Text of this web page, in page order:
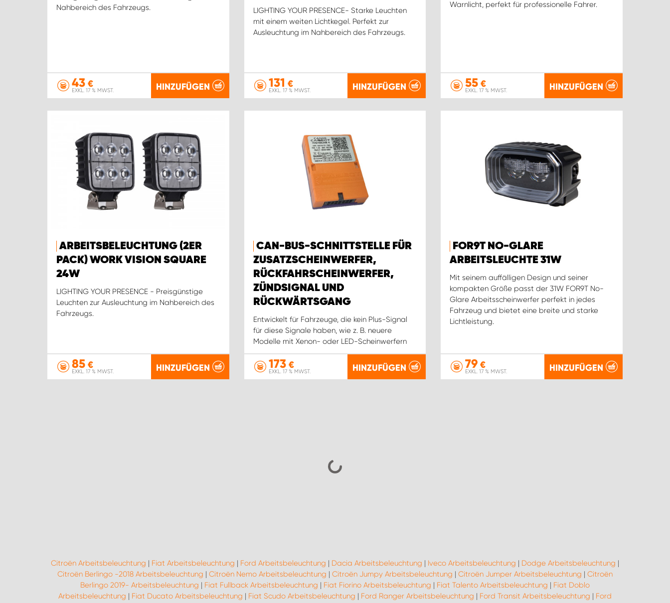
Nahbereich des Fahrzeugs.
43 €
EXKL. 17 % MWST. HINZUFÜGEN
LIGHTING YOUR PRESENCE- Starke Leuchten
mit einem weiten Lichtkegel. Perfekt zur
Ausleuchtung im Nahbereich des Fahrzeugs.
131 €
EXKL. 17 % MWST. HINZUFÜGEN
Warnlicht, perfekt für professionelle Fahrer.
55 €
EXKL. 17 % MWST. HINZUFÜGEN
ARBEITSBELEUCHTUNG (2ER
PACK) WORK VISION SQUARE
24W
LIGHTING YOUR PRESENCE - Preisgünstige
Leuchten zur Ausleuchtung im Nahbereich des
Fahrzeugs.
85 €
EXKL. 17 % MWST. HINZUFÜGEN
CAN-BUS-SCHNITTSTELLE FÜR
ZUSATZSCHEINWERFER,
RÜCKFAHRSCHEINWERFER,
ZÜNDSIGNAL UND
RÜCKWÄRTSGANG
Entwickelt für Fahrzeuge, die kein Plus-Signal
für diese Signale haben, wie z. B. neuere
Modelle mit Xenon- oder LED-Scheinwerfern
173€
EXKL. 17 % MWST. HINZUFÜGEN
FOR9T NO-GLARE
ARBEITSLEUCHTE 31W
Mit seinem auffälligen Design und seiner
kompakten Größe passt der 31W FOR9T No-
Glare Arbeitsscheinwerfer perfekt in jedes
Fahrzeug und bietet eine breite und starke
Lichtleistung.
79 €
EXKL. 17 % MWST. HINZUFÜGEN
Citroën Arbeitsbeleuchtung | Fiat Arbeitsbeleuchtung | Ford Arbeitsbeleuchtung | Dacia Arbeitsbeleuchtung | Iveco Arbeitsbeleuchtung | Dodge Arbeitsbeleuchtung |
Citroën Berlingo -2018 Arbeitsbeleuchtung | Citroën Nemo Arbeitsbeleuchtung | Citroën Jumpy Arbeitsbeleuchtung | Citroën Jumper Arbeitsbeleuchtung | Citroën
Berlingo 2019- Arbeitsbeleuchtung | Fiat Fullback Arbeitsbeleuchtung | Fiat Fiorino Arbeitsbeleuchtung | Fiat Talento Arbeitsbeleuchtung | Fiat Doblo
Arbeitsbeleuchtung | Fiat Ducato Arbeitsbeleuchtung | Fiat Scudo Arbeitsbeleuchtung | Ford Ranger Arbeitsbeleuchtung | Ford Transit Arbeitsbeleuchtung | Ford